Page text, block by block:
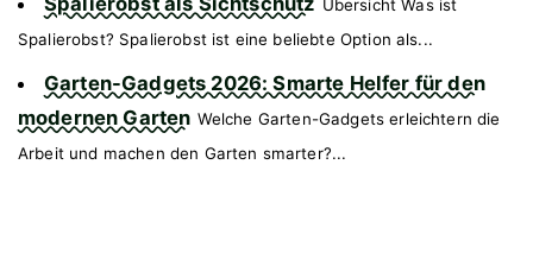
Übersicht Was ist
Spalierobst? Spalierobst ist eine beliebte Option als...
Garten-Gadgets 2026: Smarte Helfer für den
modernen Garten Welche Garten-Gadgets erleichtern die
Arbeit und machen den Garten smarter?...